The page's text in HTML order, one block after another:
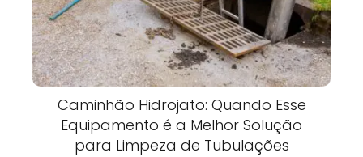
Caminhão Hidrojato: Quando Esse
Equipamento é a Melhor Solução
para Limpeza de Tubulações